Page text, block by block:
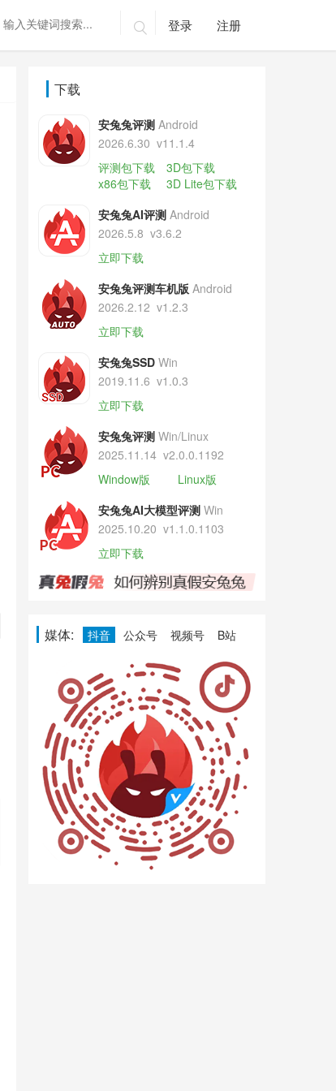
 登录 注册
下载
安兔兔评测 Android
2026.6.30 v11.1.4
评测包下载
3D包下载
x86包下载
3D Lite包下载
安兔兔AI评测 Android
2026.5.8 v3.6.2
立即下载
安兔兔评测车机版 Android
2026.2.12 v1.2.3
立即下载
安兔兔SSD Win
2019.11.6 v1.0.3
立即下载
安兔兔评测 Win/Linux
2025.11.14 v2.0.0.1192
Window版
Linux版
安兔兔AI大模型评测 Win
2025.10.20 v1.1.0.1103
立即下载
媒体: 抖音 公众号 视频号 B站